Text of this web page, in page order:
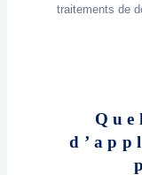
traitements de